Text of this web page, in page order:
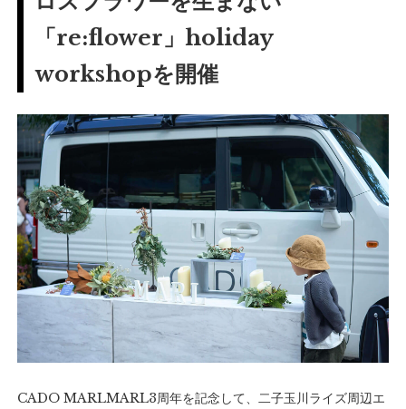
「re:flower」holiday
workshopを開催
CADO MARLMARL3周年を記念して、二子玉川ライズ周辺エ